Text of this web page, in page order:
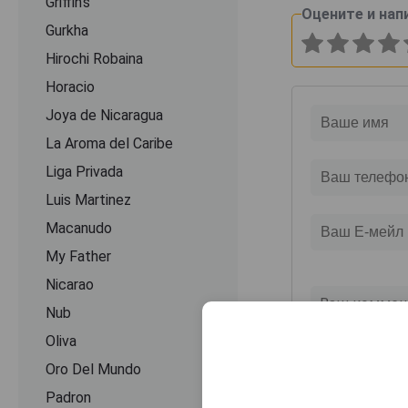
Gurkha
Hirochi Robaina
Horacio
Joya de Nicaragua
La Aroma del Caribe
Liga Privada
Luis Martinez
Macanudo
My Father
Nicarao
Nub
Oliva
Oro Del Mundo
Padron
Оцените и